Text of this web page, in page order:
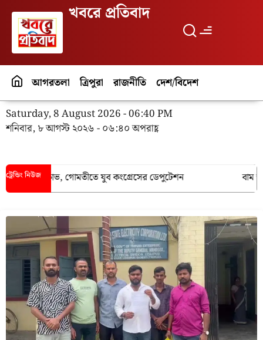
খবরে প্রতিবাদ
আগরতলা ত্রিপুরা রাজনীতি দেশ/বিদেশ
Saturday, 8 August 2026 - 06:40 PM
শনিবার, ৮ আগস্ট ২০২৬ - ০৬:৪০ অপরাহ্ণ
ট্রেন্ডিং নিউজ
নিয়ে ক্ষোভ, গোমতীতে যুব কংগ্রেসের ডেপুটেশন বাম